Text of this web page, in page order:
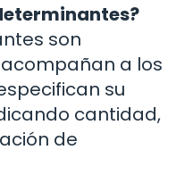
son
a los
su
cantidad,
de